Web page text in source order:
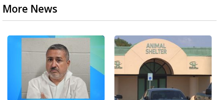
More News